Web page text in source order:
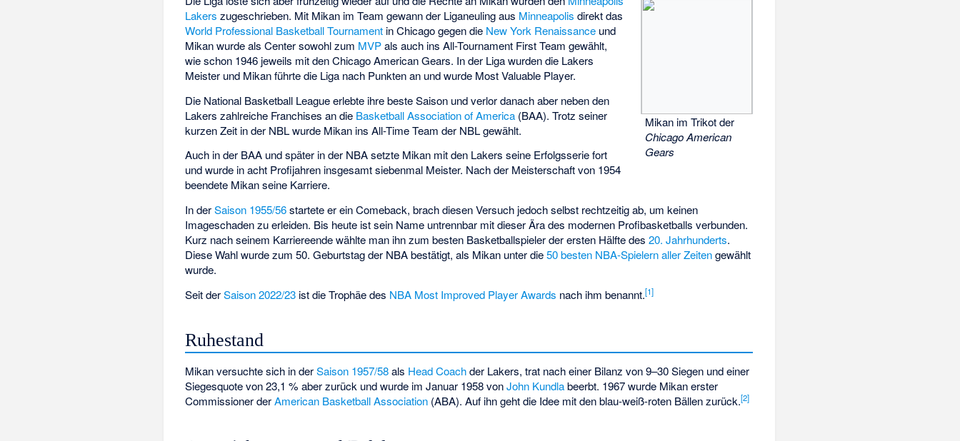
Mikan im Trikot der
Chicago American
Gears
Lakers zugeschrieben. Mit Mikan im Team gewann der Liganeuling aus Minneapolis direkt das
World Professional Basketball Tournament in Chicago gegen die New York Renaissance und
Mikan wurde als Center sowohl zum MVPals auch ins All-Tournament First Team gewählt,
wie schon 1946 jeweils mit den Chicago American Gears. In der Liga wurden die Lakers
Meister und Mikan führte die Liga nach Punkten an und wurde Most Valuable Player.
Die National Basketball League erlebte ihre beste Saison und verlor danach aber neben den
Lakers zahlreiche Franchises an die Basketball Association of America (BAA). Trotz seiner
kurzen Zeit in der NBL wurde Mikan ins All-Time Team der NBL gewählt.
Auch in der BAA und später in der NBA setzte Mikan mit den Lakers seine Erfolgsserie fort
und wurde in acht Profijahren insgesamt siebenmal Meister. Nach der Meisterschaft von 1954
beendete Mikan seine Karriere.
In derSaison 1955/56startete er ein Comeback, brach diesen Versuch jedoch selbst rechtzeitig ab, um keinen
Imageschaden zu erleiden. Bis heute ist sein Name untrennbar mit dieser Ära des modernen Profibasketballs verbunden.
Kurz nach seinem Karriereende wählte man ihn zum besten Basketballspieler der ersten Hälfte des20. Jahrhunderts.
Diese Wahl wurde zum 50. Geburtstag der NBA bestätigt, als Mikan unter die50 besten NBA-Spielern aller Zeitengewählt
wurde.
Seit derSaison 2022/23 ist die Trophäe des NBA Most Improved Player Awards nach ihm benannt.[1]
Ruhestand
Mikan versuchte sich in derSaison 1957/58als Head Coachder Lakers, trat nach einer Bilanz von 9–30 Siegen und einer
Siegesquote von 23,1 % aber zurück und wurde im Januar 1958 vonJohn Kundlabeerbt. 1967 wurde Mikan erster
Commissioner derAmerican Basketball Association (ABA). Auf ihn geht die Idee mit den blau-weiß-roten Bällen zurück.[2]